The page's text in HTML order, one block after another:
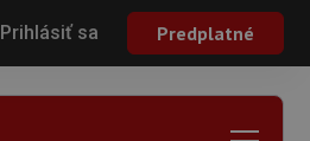
Prihlásiť sa Predplatné